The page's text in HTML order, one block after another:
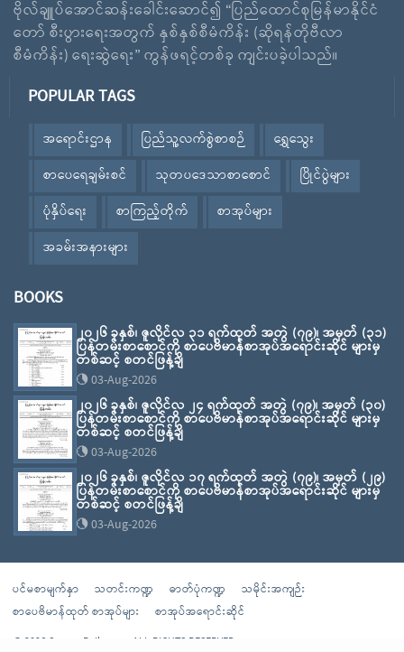
ဗိုလ်ချူပ်အောင်ဆန်းခေါင်းဆောင်၍ “ပြည်ထောင်စုမြန်မာနိုင်ငံ
တော် စီးပွားရေးအတွက် နှစ်နှစ်စီမံကိန်း (ဆိုရန်တိုဗီလာ
စီမံကိန်း) ရေးဆွဲရေး” ကွန်ဖရင့်တစ်ခု ကျင်းပခဲ့ပါသည်။
POPULAR TAGS
အရောင်းဌာန ပြည်သူ့လက်စွဲစာစဉ်
ရွှေသွေး
စာပေရေချမ်းစင်
သုတပဒေသာစာစောင်
ပြိုင်ပွဲများ
ပုံနှိပ်ရေး
စာကြည့်တိုက်
စာအုပ်များ
အခမ်းအနားများ
BOOKS
၂၀၂၆ ခုနှစ်၊ ဇူလိုင်လ ၃၁ ရက်ထုတ် အတွဲ (၇၉)၊ အမှတ် (၃၁)
ပြန်တမ်းစာစောင်ကို စာပေဗိမာန်စာအုပ်အရောင်းဆိုင် များမှ
တစ်ဆင့် စတင်ဖြန့်ချိ
03-Aug-2026
၂၀၂၆ ခုနှစ်၊ ဇူလိုင်လ ၂၄ ရက်ထုတ် အတွဲ (၇၉)၊ အမှတ် (၃၀)
ပြန်တမ်းစာစောင်ကို စာပေဗိမာန်စာအုပ်အရောင်းဆိုင် များမှ
တစ်ဆင့် စတင်ဖြန့်ချိ
03-Aug-2026
၂၀၂၆ ခုနှစ်၊ ဇူလိုင်လ ၁၇ ရက်ထုတ် အတွဲ (၇၉)၊ အမှတ် (၂၉)
ပြန်တမ်းစာစောင်ကို စာပေဗိမာန်စာအုပ်အရောင်းဆိုင် များမှ
တစ်ဆင့် စတင်ဖြန့်ချိ
03-Aug-2026
ပင်မစာမျက်နှာ သတင်းကဏ္ဍ ဓာတ်ပုံကဏ္ဍ
သမိုင်းအကျဉ်း
စာပေဗိမာန်ထုတ် စာအုပ်များ
စာအုပ်အရောင်းဆိုင်
© 2026 Sarpay Beikman - ALL RIGHTS RESERVED